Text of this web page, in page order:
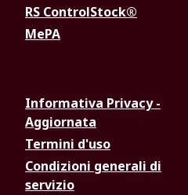
RS ControlStock®
MePA
Informativa Privacy -
Aggiornata
Termini d'uso
Condizioni generali di
servizio